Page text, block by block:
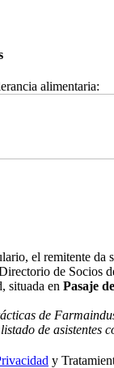
alimentaria:
el remitente
de Socios
situada en Pasaje
de
de
y